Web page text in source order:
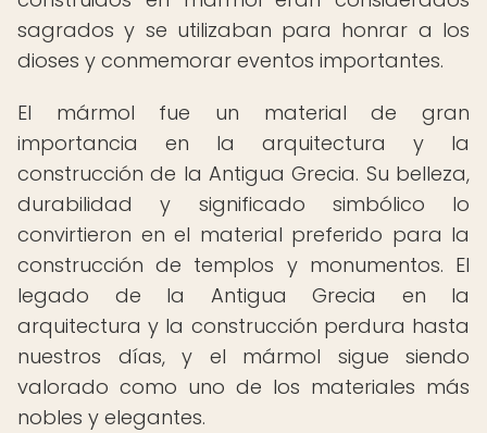
sagrados y se utilizaban para honrar a los
dioses y conmemorar eventos importantes.
El mármol fue un material de gran
importancia en la arquitectura y la
construcción de la Antigua Grecia. Su belleza,
durabilidad y significado simbólico lo
convirtieron en el material preferido para la
construcción de templos y monumentos. El
legado de la Antigua Grecia en la
arquitectura y la construcción perdura hasta
nuestros días, y el mármol sigue siendo
valorado como uno de los materiales más
nobles y elegantes.